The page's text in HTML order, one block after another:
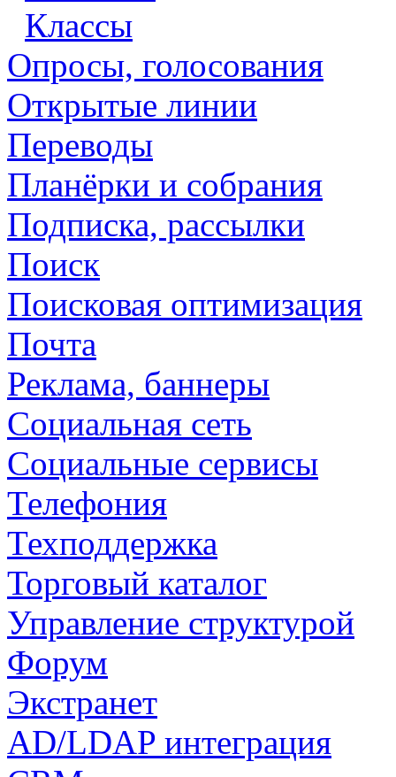
Классы
Опросы, голосования
Открытые линии
Переводы
Планёрки и собрания
Подписка, рассылки
Поиск
Поисковая оптимизация
Почта
Реклама, баннеры
Социальная сеть
Социальные сервисы
Телефония
Техподдержка
Торговый каталог
Управление структурой
Форум
Экстранет
AD/LDAP интеграция